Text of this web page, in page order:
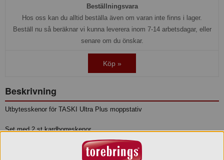
Beställningsvara
Hos oss kan du alltid beställa även om varan inte finns i lager.
Beställ nu så beräknar vi kunna leverera inom 7-14 arbetsdagar, eller
senare om du önskar.
Köp »
Beskrivning
Utbytesskenor för TASKI Ultra Plus moppstativ
Set med 2 st kardborreskenor.
OBS! Passar bara TASKI Ultra Plus stativ.
Sidostycke beställs som tillbehör.